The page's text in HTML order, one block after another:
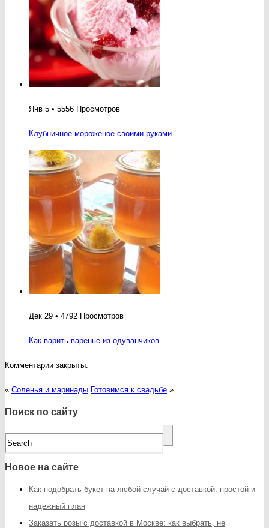
Янв 5 • 5556 Просмотров
Клубничное мороженое своими руками
Дек 29 • 4792 Просмотров
Как варить варенье из одуванчиков.
Комментарии закрыты.
« Соленья и маринады Готовимся к свадьбе »
Поиск по сайту
Новое на сайте
Как подобрать букет на любой случай с доставкой: простой и
надежный план
Заказать розы с доставкой в Москве: как выбрать, не